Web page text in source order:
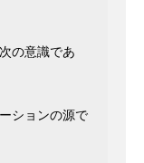
の意識であ
ションの源で